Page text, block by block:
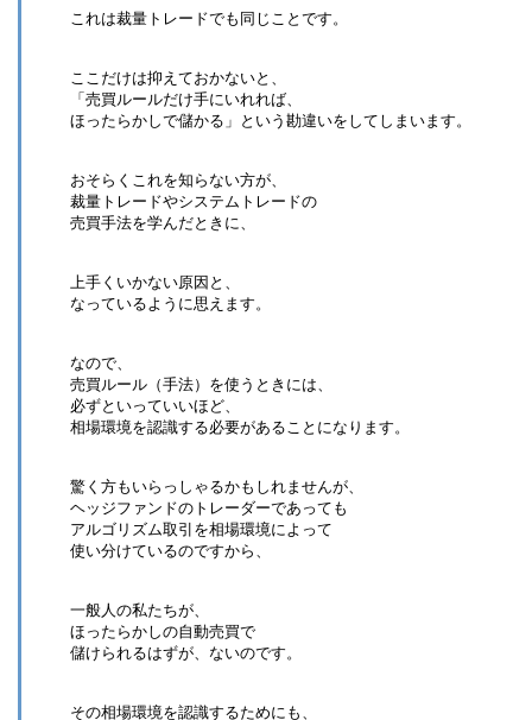
これは裁量トレードでも同じことです。
ここだけは抑えておかないと、
「売買ルールだけ手にいれれば、
ほったらかしで儲かる」という勘違いをしてしまいます。
おそらくこれを知らない方が、
裁量トレードやシステムトレードの
売買手法を学んだときに、
上手くいかない原因と、
なっているように思えます。
なので、
売買ルール（手法）を使うときには、
必ずといっていいほど、
相場環境を認識する必要があることになります。
驚く方もいらっしゃるかもしれませんが、
ヘッジファンドのトレーダーであっても
アルゴリズム取引を相場環境によって
使い分けているのですから、
一般人の私たちが、
ほったらかしの自動売買で
儲けられるはずが、ないのです。
その相場環境を認識するためにも、